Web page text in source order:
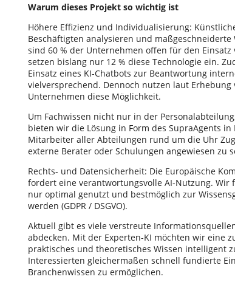
Warum dieses Projekt so wichtig ist
Höhere Effizienz und Individualisierung:
Beschäftigten analysieren und
sind 60 % der Unternehmen offen für den
setzen bislang nur 12 % diese Technologie ein.
Einsatz eines KI-Chatbots zur Beantwortung
vielversprechend. Dennoch nutzen laut
Unternehmen diese Möglichkeit.
Um Fachwissen nicht nur in der
bieten wir die Lösung in Form des SupraAgents
Mitarbeiter aller Abteilungen rund um die Uhr
externe Berater oder Schulungen angewiesen zu
Rechts- und Datensicherheit: Die Europäische
fordert eine verantwortungsvolle AI-Nutzung.
nur optimal genutzt und bestmöglich zur
werden (GDPR / DSGVO).
Aktuell gibt es viele verstreute
abdecken. Mit der Experten-KI möchten wir eine
praktisches und theoretisches Wissen intelligent
Interessierten gleichermaßen schnell fundierte
Branchenwissen zu ermöglichen.